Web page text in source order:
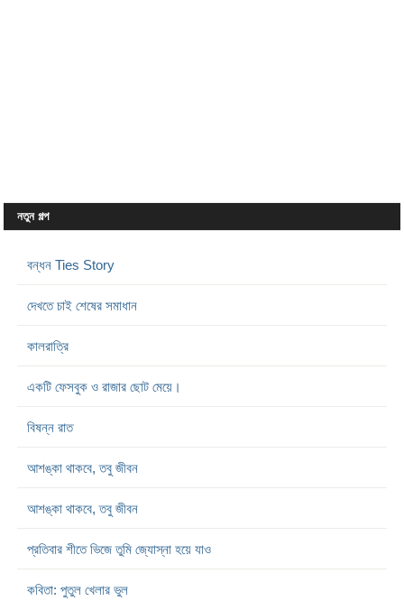
নতুন গল্প
বন্ধন Ties Story
দেখতে চাই শেষের সমাধান
কালরাত্রি
একটি ফেসবুক ও রাজার ছোট মেয়ে।
বিষন্ন রাত
আশঙ্কা থাকবে, তবু জীবন
আশঙ্কা থাকবে, তবু জীবন
প্রতিবার শীতে ভিজে তুমি জ্যোস্না হয়ে যাও
কবিতা: পুতুল খেলার ভুল